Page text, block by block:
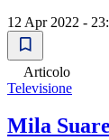
12 Apr 2022 -
Articolo
Televisione
Mila